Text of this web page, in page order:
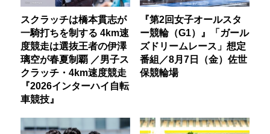
スクラッチは橋本貫志が
一騎打ちを制する 4km速
度競走は選抜王者の伊澤
璃空が春夏制覇 ／男子ス
クラッチ・4km速度競走
『2026インターハイ自転
車競技』
『第2回女子オールスタ
ー競輪（G1）』「ガール
ズドリームレース」想定
番組／8月7日（金）佐世
保競輪場